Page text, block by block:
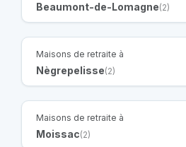
Beaumont-de-Lomagne(2)
Maisons de retraite à
Nègrepelisse(2)
Maisons de retraite à
Moissac(2)